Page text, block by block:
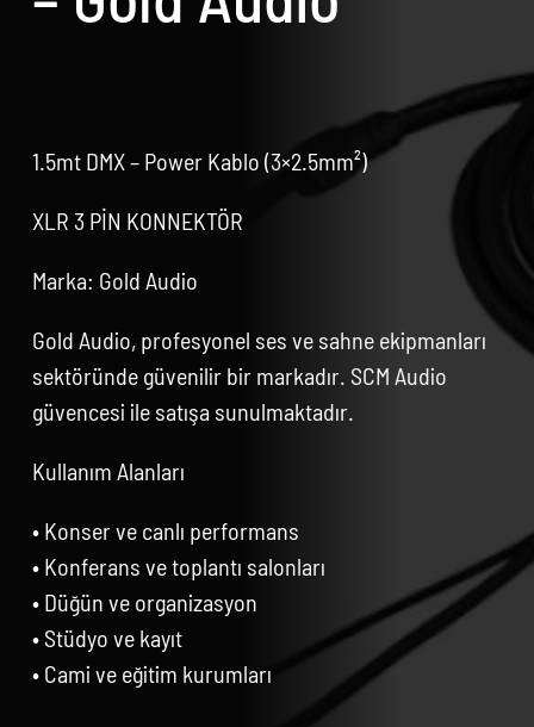
1.5mt DMX – Power Kablo (3×2.5mm²)
XLR 3 PİN KONNEKTÖR
Marka: Gold Audio
Gold Audio, profesyonel ses ve sahne ekipmanları
sektöründe güvenilir bir markadır. SCM Audio
güvencesi ile satışa sunulmaktadır.
Kullanım Alanları
• Konser ve canlı performans
• Konferans ve toplantı salonları
• Düğün ve organizasyon
• Stüdyo ve kayıt
• Cami ve eğitim kurumları